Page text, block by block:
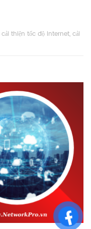
cải thiện tốc độ Internet, cải